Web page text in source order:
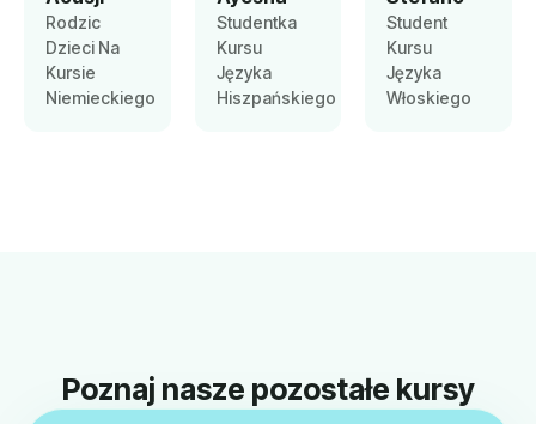
Rodzic
Dzieci Na
Kursie
Niemieckiego
Studentka
Kursu
Języka
Hiszpańskiego
Student
Kursu
Języka
Włoskiego
Poznaj nasze pozostałe kursy